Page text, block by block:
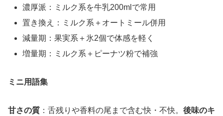
濃厚派：ミルク系を牛乳200mlで常用
置き換え：ミルク系＋オートミール併用
減量期：果実系＋氷2個で体感を軽く
増量期：ミルク系＋ピーナツ粉で補強
ミニ用語集
甘さの質 ：舌残りや香料の尾まで含む快・不快。 後味のキ